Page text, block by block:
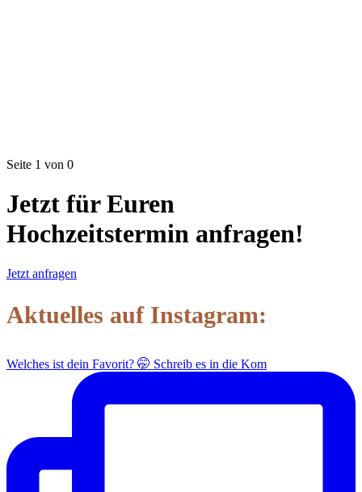
Seite 1 von 0
Jetzt für Euren
Hochzeitstermin anfragen!
Jetzt anfragen
Aktuelles auf Instagram:
Welches ist dein Favorit? 🤭 Schreib es in die Kom